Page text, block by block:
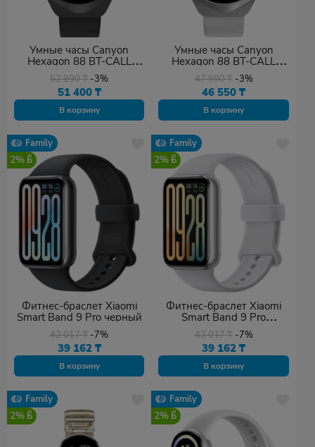
Умные часы Canyon
Hexagon 88 BT-CALL
черный
52 990₸ -3%
51 400 ₸
В корзину
Умные часы Canyon
Hexagon 88 BT-CALL
серебристый
47 990₸ -3%
46 550₸
В корзину
Family
2%
Фитнес-браслет Xiaomi
Smart Band 9 Pro черный
42 017₸ -7%
39 162 ₸
В корзину
Family
2%
Фитнес-браслет Xiaomi
Smart Band 9 Pro
серебристый
42 017₸ -7%
39 162₸
В корзину
Family
2%
Family
2%